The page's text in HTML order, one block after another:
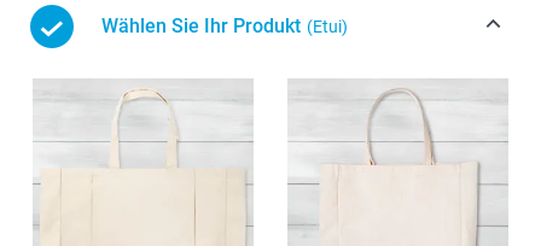
Wählen Sie Ihr Produkt (Etui)